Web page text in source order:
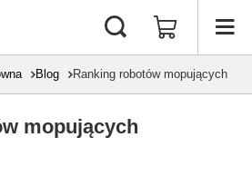
Blog Ranking robotów mopujących
mopujących